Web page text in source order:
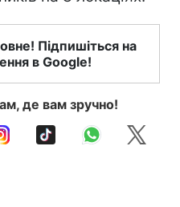
Підпишіться на
в Google!
де вам зручно!